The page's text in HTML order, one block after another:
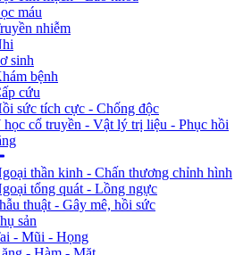
máu
nhiễm
sinh
bệnh
cứu
sức tích cực - Chống độc
học cổ truyền - Vật lý trị liệu - Phục hồi
thần kinh - Chấn thương chỉnh hình
tổng quát - Lồng ngực
thuật - Gây mê, hồi sức
sản
- Mũi - Họng